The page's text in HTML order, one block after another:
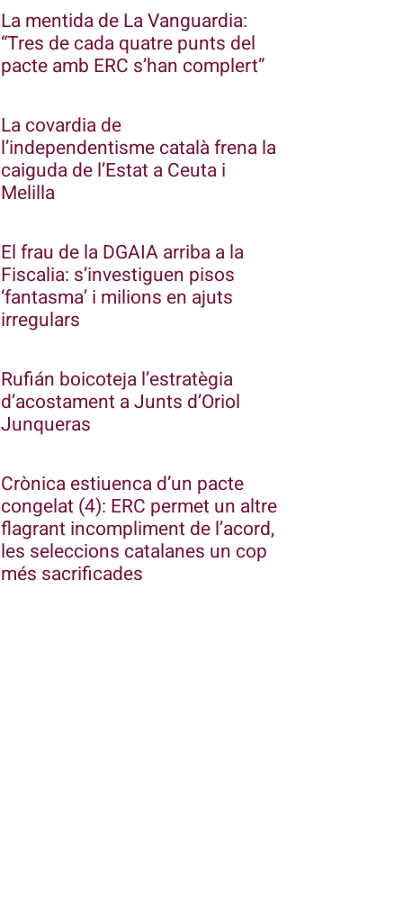
La mentida de La Vanguardia:
“Tres de cada quatre punts del
pacte amb ERC s’han complert”
La covardia de
l’independentisme català frena la
caiguda de l’Estat a Ceuta i
Melilla
El frau de la DGAIA arriba a la
Fiscalia: s’investiguen pisos
‘fantasma’ i milions en ajuts
irregulars
Rufián boicoteja l’estratègia
d’acostament a Junts d’Oriol
Junqueras
Crònica estiuenca d’un pacte
congelat (4): ERC permet un altre
flagrant incompliment de l’acord,
les seleccions catalanes un cop
més sacrificades